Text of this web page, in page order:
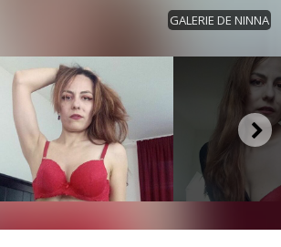
GALERIE DE NINNA